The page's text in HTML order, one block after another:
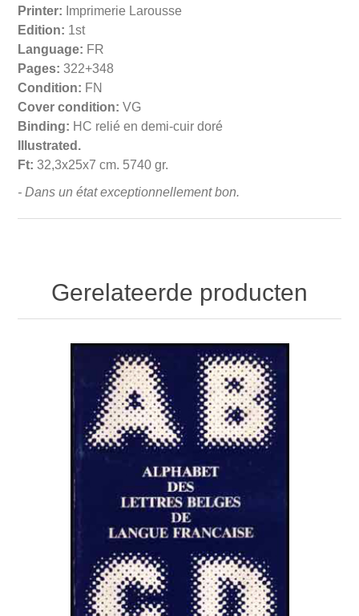
Printer: Imprimerie Larousse
Edition: 1st
Language: FR
Pages: 322+348
Condition: FN
Cover condition: VG
Binding: HC relié en demi-cuir doré
Illustrated.
Ft: 32,3x25x7 cm. 5740 gr.
- Dans un état exceptionnellement bon.
Gerelateerde producten